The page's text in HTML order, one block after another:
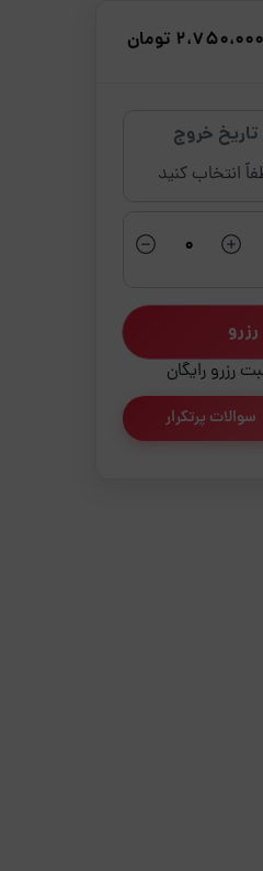
2،750،000 تومان
تاریخ خروج
انتخاب کنید
رزرو رایگان
سوالات پرتکرار